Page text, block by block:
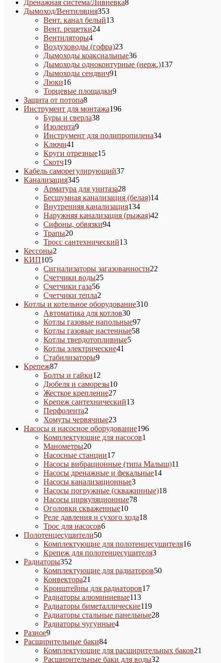
товар
Дренажная система/Ливневка88
Дымоход/Вентиляция353353
товара
Вент. канал белый1313
Вент. решетки2424
Вентиляторы44
товара
Воздуховоды (гофра)2323
товара
Дымоходы коаксиальные3636
товаров
Дымоходы одноконтурные (нерж.)137137
Дымоходы сендвич91
Люки1616
товаров
Торцевые площадки99
Защита от потопа88
товаров
Инструмент для монтажа196196
Буры и сверла3838
Изолента99
товаров
Инструмент для полипропилена3434
Ключи41
товар
Круги отрезные1515
Скотч1919
товаров
Кабель саморегулирующий3737
Канализация345345
товаров
Арматура для унитаза2828
товаров
Бесшумная канализация (белая)1414
Внутренняя канализация134134
товара
Наружняя канализация (рыжая)42
Сифоны, обвязки9494
Трапы2020
товаров
Тросс сантехнический1313
Кессоны2
КИП105105
товаров
Сигнализаторы загазованности22
Счетчики воды2525
Счетчики газа5656
товаров
Счетчики тепла2
товара
Котлы и котельное оборудование310310
Автоматика для котлов3030
товаров
Котлы газовые напольные9797
Котлы газовые настенные5858
Котлы твердотопливные55
Котлы электрические41
Стабилизаторы99
Крепеж8787
товаров
Болты и гайки12
товаров
Дюбеля и саморезы1010
Жесткое крепление2727
товаров
Крепеж сантехнический1313
Перфолента2
товара
Хомуты червячные2323
товара
Насосы и насосное оборудование196196
Комплектующие для насосов1
Манометры2020
товаров
Насосные станции1717
товаров
Насосы вибрационные (типа Малыш)11
Насосы дренажные и фекальные1414
Насосы канализационные33
товара
Насосы погружные (скважинные)1818
Насосы циркуляционные7878
Оголовки скваженные1010
товаров
Реле давления и сухого хода1818
Трос для насосов66
Полотенцесушители5050
товаров
Комплектующие для полотенцесушителя1616
Крепеж для полотенцесушителя33
Радиаторы352
товара
Комплектующие для радиаторов5050
Конвектора21
товар
Кронштейны для радиаторов1717
Радиаторы алюминиевые113113
товаров
Радиаторы биметаллические119119
товаров
Радиаторы стальные панельные2828
Радиаторы чугунные44
Разное99
товаров
Расширительные баки8484
товара
Комплектующие для расширительных баков21
Расширительные баки для воды32